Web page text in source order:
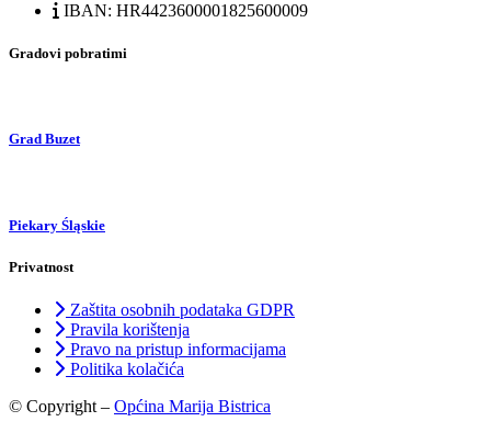
IBAN: HR4423600001825600009
Gradovi pobratimi
Grad Buzet
Piekary Śląskie
Privatnost
Zaštita osobnih podataka GDPR
Pravila korištenja
Pravo na pristup informacijama
Politika kolačića
© Copyright – Općina Marija Bistrica